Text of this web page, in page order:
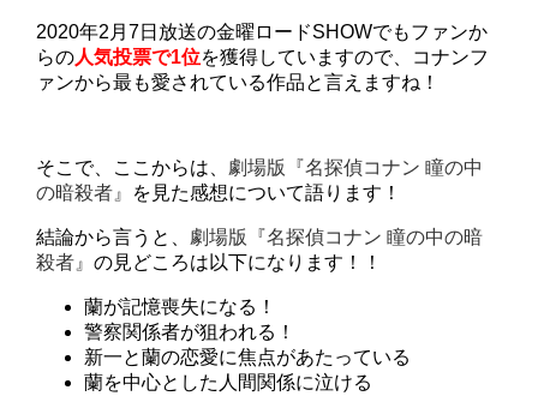
2020年2月7日放送の金曜ロードSHOWでもファンか
らの人気投票で1位を獲得していますので、コナンフ
ァンから最も愛されている作品と言えますね！
そこで、ここからは、 劇場版『名探偵コナン 瞳の中
の暗殺者』 を見た感想について語ります！
結論から言うと、 劇場版『名探偵コナン 瞳の中の暗
殺者』の見どころは以下になります！！
蘭が記憶喪失になる！
警察関係者が狙われる！
新一と蘭の恋愛に焦点があたっている
蘭を中心とした人間関係に泣ける